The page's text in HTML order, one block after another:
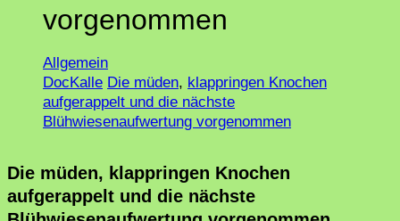
vorgenommen
Allgemein
DocKalle Die müden, klappringen Knochen
aufgerappelt und die nächste
Blühwiesenaufwertung vorgenommen
Die müden, klappringen Knochen
aufgerappelt und die nächste